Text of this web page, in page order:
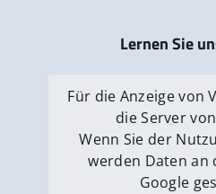
Lernen Sie
Für die Anzeige von
die Server
Wenn Sie der
werden Daten an
Google